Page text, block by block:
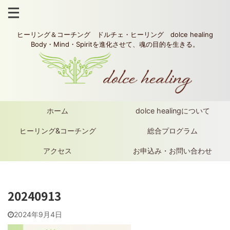
ヒーリング＆コーチング ドルチェ・ヒーリング dolce healing
Body・Mind・Spiritを進化させて、魂の目的を生きる。
ホーム dolce healingについて
ヒーリング&コーチング 総合プログラム
アクセス お申込み・お問い合わせ
20240913
2024年9月4日